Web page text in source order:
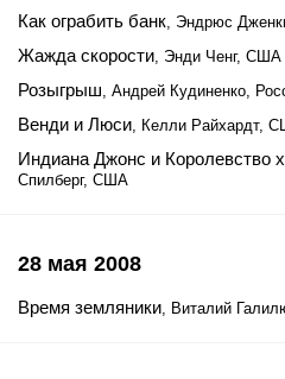
Как ограбить банк, Эндрюс
Жажда скорости, Энди Ченг, США
Розыгрыш, Андрей Кудиненко,
Венди и Люси, Келли Райхардт,
Индиана Джонс и Королевство
Спилберг, США
28 мая 2008
Время земляники, Виталий